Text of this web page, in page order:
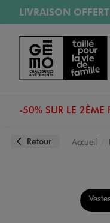
Aller au contenu
Aller à la navigation
LIVRAISON
RETRAIT ET
PAYEZ EN 3x SANS
Retours OFFERTS
-50% SUR LE 2ÈME
Retour Accueil